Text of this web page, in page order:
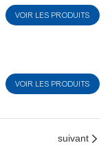
VOIR LES PRODUITS
VOIR LES PRODUITS
suivant